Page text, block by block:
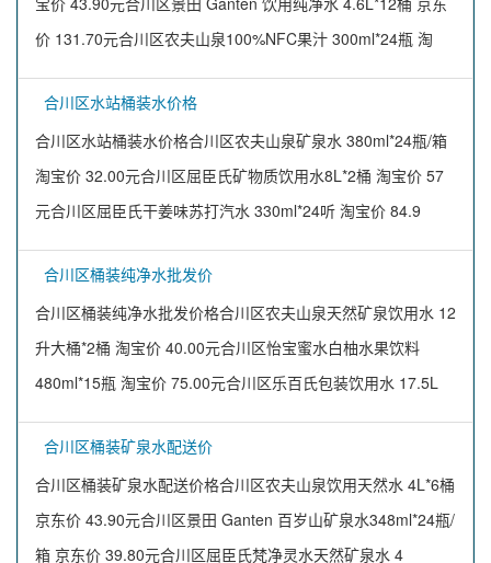
价 131.70元合川区农夫山泉100%NFC果汁 300ml*24瓶 淘
合川区水站桶装水价格
合川区水站桶装水价格合川区农夫山泉矿泉水 380ml*24瓶/箱
淘宝价 32.00元合川区屈臣氏矿物质饮用水8L*2桶 淘宝价 57
元合川区屈臣氏干姜味苏打汽水 330ml*24听 淘宝价 84.9
合川区桶装纯净水批发价
合川区桶装纯净水批发价格合川区农夫山泉天然矿泉饮用水 12
升大桶*2桶 淘宝价 40.00元合川区怡宝蜜水白柚水果饮料
480ml*15瓶 淘宝价 75.00元合川区乐百氏包装饮用水 17.5L
合川区桶装矿泉水配送价
合川区桶装矿泉水配送价格合川区农夫山泉饮用天然水 4L*6桶
京东价 43.90元合川区景田 Ganten 百岁山矿泉水348ml*24瓶/
箱 京东价 39.80元合川区屈臣氏梵净灵水天然矿泉水 4